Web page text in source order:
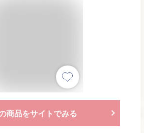
商品をサイトでみる